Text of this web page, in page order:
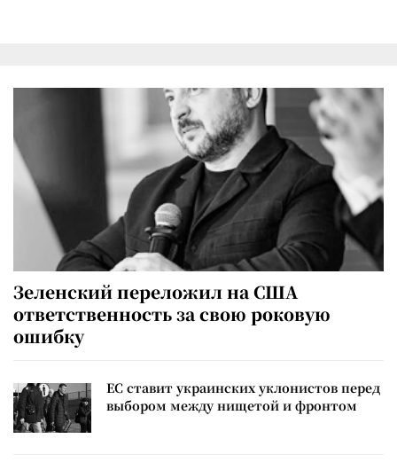
Зеленский переложил на США
ответственность за свою роковую
ошибку
ЕС ставит украинских уклонистов перед
выбором между нищетой и фронтом